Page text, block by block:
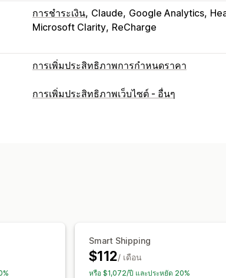
การชำระเงิน Claude Google Analytics
Microsoft Clarity ReCharge
การเพิ่มประสิทธิภาพการกำหนดราคา
การจัดการการกำหนดราคา
การเพิ่มประสิทธิภาพเว็บไซต์ - อื่นๆ
Smart Shipping
$112/ เดือน
หรือ $1,072/ปี และประหยัด 20%